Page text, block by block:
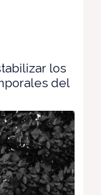
los
del